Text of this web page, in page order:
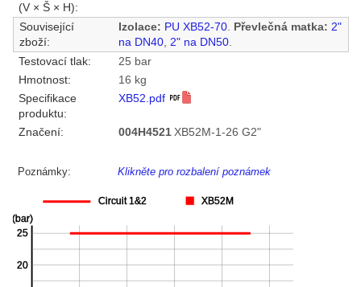
(V × Š × H):
Související
zboží:
Izolace: PU XB52-70. Převlečná matka: 2"
na DN40, 2" na DN50.
Testovací tlak:
25 bar
Hmotnost:
16 kg
Specifikace
produktu:
XB52.pdf
Značení: 004H4521 XB52M-1-26 G2"
Poznámky: Klikněte pro rozbalení poznámek